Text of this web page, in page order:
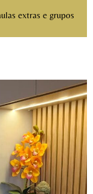
extras e grupos